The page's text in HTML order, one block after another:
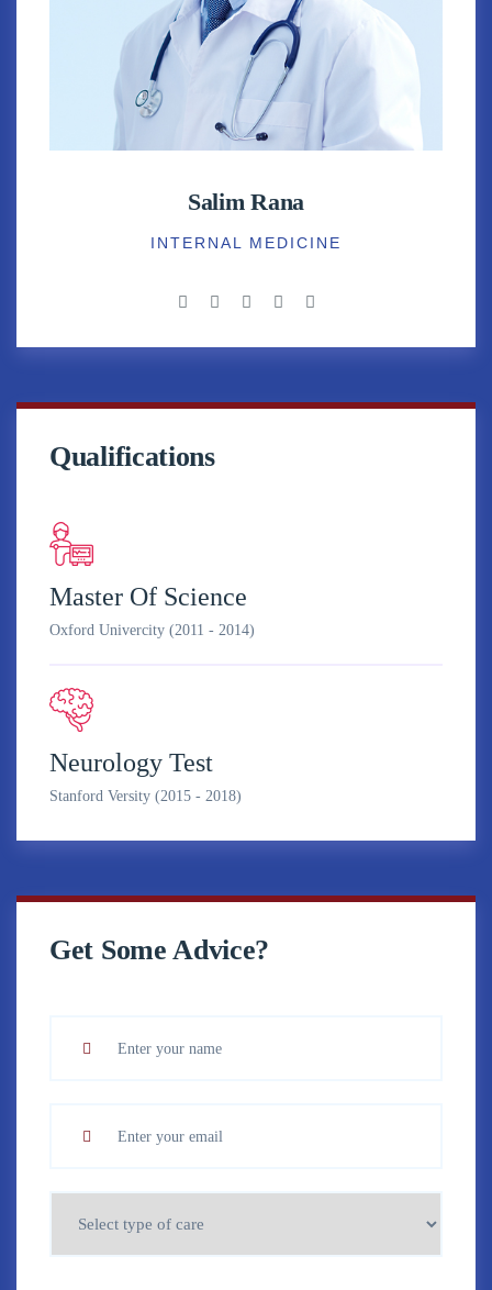
Salim Rana
INTERNAL MEDICINE
Qualifications
Master Of Science
Oxford Univercity (2011 - 2014)
Neurology Test
Stanford Versity (2015 - 2018)
Get Some Advice?